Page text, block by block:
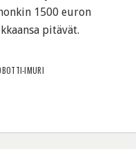
1500 euron
pitävät.
IMURI